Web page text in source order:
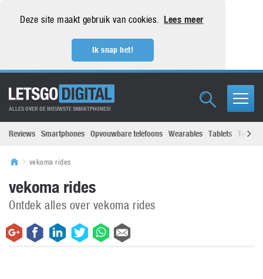
Deze site maakt gebruik van cookies. Lees meer
Ik snap het!
ALLES OVER DE NIEUWSTE SMARTPHONES!
Reviews Smartphones Opvouwbare telefoons Wearables Tablets
vekoma rides
vekoma rides
Ontdek alles over vekoma rides